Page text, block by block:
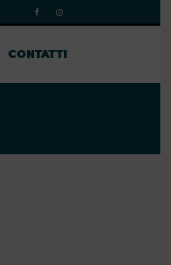
CONTATTI